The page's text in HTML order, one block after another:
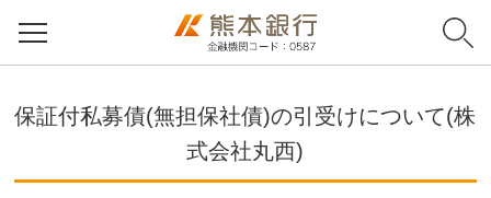
保証付私募債(無担保社債)の引受けについて(株
式会社丸西)